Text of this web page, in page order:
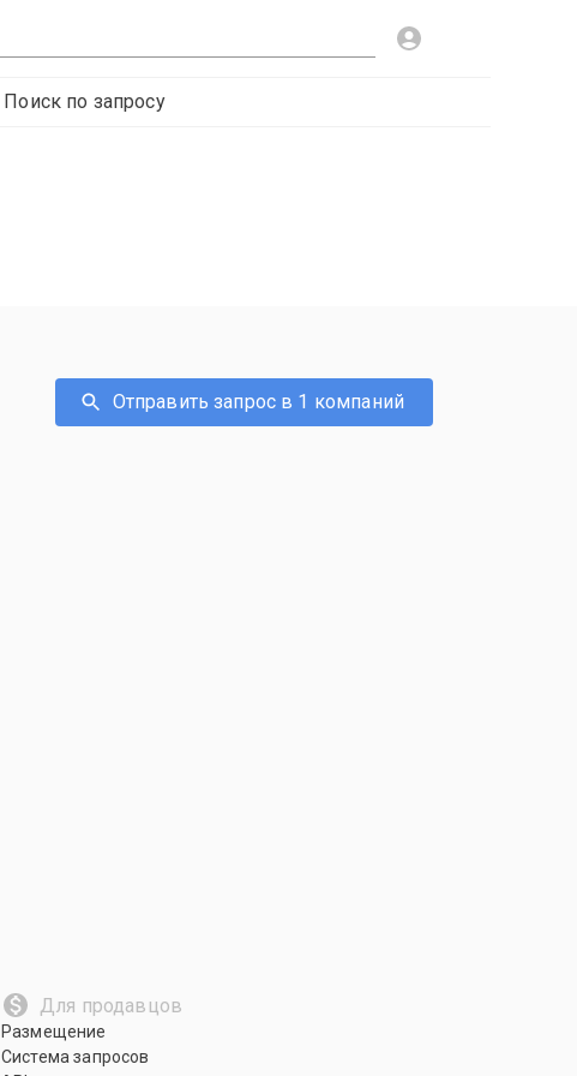
Поиск по запросу
Отправить запрос в 1 компаний
Для продавцов
Размещение
Система запросов